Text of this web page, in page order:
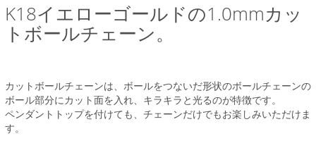
K18イエローゴールドの1.0mmカッ
トボールチェーン。
カットボールチェーンは、ボールをつないだ形状のボールチェーンの
ボール部分にカット面を入れ、キラキラと光るのが特徴です。
ペンダントトップを付けても、チェーンだけでもお楽しみいただけま
す。